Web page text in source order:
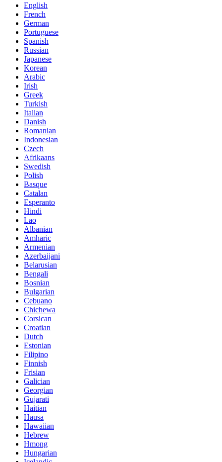
English
French
German
Portuguese
Spanish
Russian
Japanese
Korean
Arabic
Irish
Greek
Turkish
Italian
Danish
Romanian
Indonesian
Czech
Afrikaans
Swedish
Polish
Basque
Catalan
Esperanto
Hindi
Lao
Albanian
Amharic
Armenian
Azerbaijani
Belarusian
Bengali
Bosnian
Bulgarian
Cebuano
Chichewa
Corsican
Croatian
Dutch
Estonian
Filipino
Finnish
Frisian
Galician
Georgian
Gujarati
Haitian
Hausa
Hawaiian
Hebrew
Hmong
Hungarian